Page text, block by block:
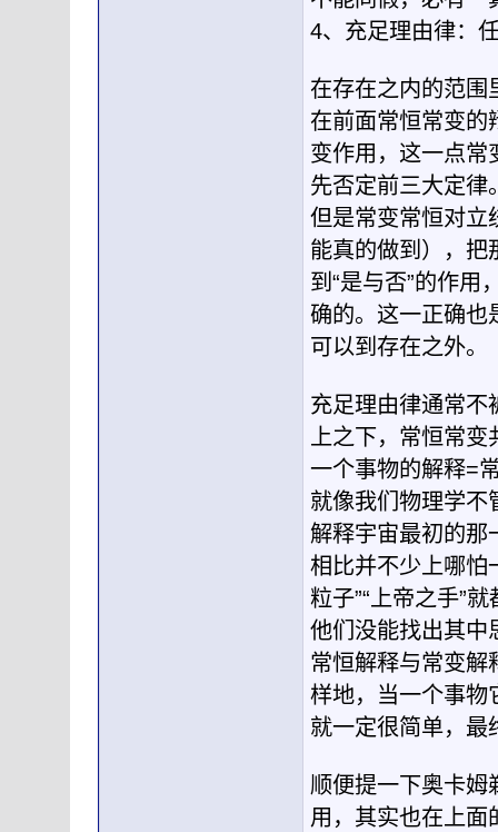
4、充足理由律：
在存在之内的范围
在前面常恒常变的
变作用，这一点常
先否定前三大定律
但是常变常恒对立
能真的做到），把
到“是与否”的作用
确的。这一正确也
可以到存在之外。
充足理由律通常不
上之下，常恒常
一个事物的解释=
就像我们物理学不
解释宇宙最初的那
相比并不少上哪怕
粒子”“上帝之手”
他们没能找出其中
常恒解释与常变解
样地，当一个事物
就一定很简单，最
顺便提一下奥卡姆
用，其实也在上面